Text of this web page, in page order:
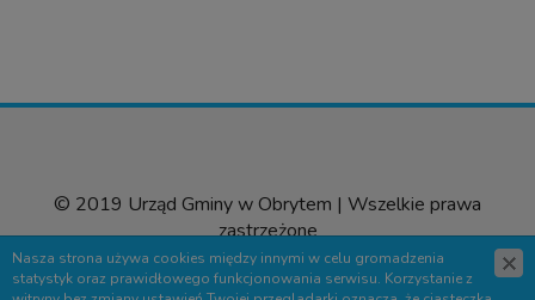
© 2019 Urząd Gminy w Obrytem | Wszelkie prawa
zastrzeżone
Wyślij sugestie
Nasza strona używa cookies między innymi w celu gromadzenia
statystyk oraz prawidłowego funkcjonowania serwisu. Korzystanie z